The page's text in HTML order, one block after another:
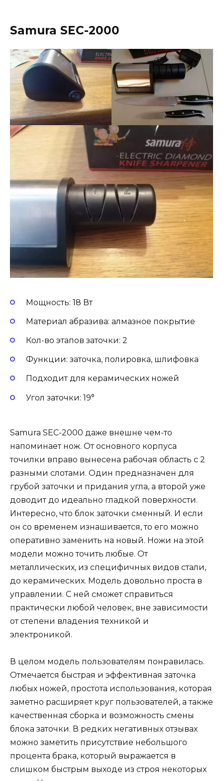
Samura SEC-2000
Мощность: 18 Вт
Материал абразива: алмазное покрытие
Кол-во этапов заточки: 2
Функции: заточка, полировка, шлифовка
Подходит для керамических ножей
Угол заточки: 19°
Samura SEC-2000 даже внешне чем-то
напоминает нож. От основного корпуса
точилки вправо вынесена рабочая область с 2
разными слотами. Один предназначен для
грубой заточки и придания угла, а второй уже
доводит до идеально гладкой поверхности.
Интересно, что блок заточки сменный. И если
он со временем изнашивается, то его можно
оперативно заменить на новый. Ножи на этой
модели можно точить любые. От
металлических, из специфичных видов стали,
до керамических. Модель довольно проста в
управлении. С ней сможет справиться
практически любой человек, вне зависимости
от степени владения техникой и
электроникой.
В целом модель пользователям понравилась.
Отмечается быстрая и эффективная заточка
любых ножей, простота использования, которая
заметно расширяет круг пользователей, а также
качественная сборка и возможность смены
блока заточки. В редких негативных отзывах
можно заметить присутствие небольшого
процента брака, который выражается в
слишком быстрым выходе из строя некоторых